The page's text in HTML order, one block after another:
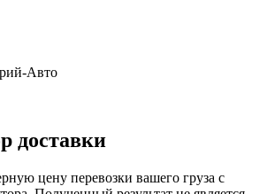
Авто
доставки
цену перевозки вашего груза с